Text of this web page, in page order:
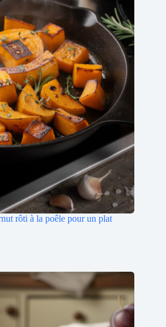
rôti à la poêle pour un plat